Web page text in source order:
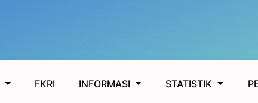
FKRI INFORMASI STATISTIK